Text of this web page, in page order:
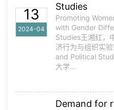
Studies
13
2024-04
Promoting
with Gender
Studies王湘红，
济行为与组织实
and Political
大学...
Demand for